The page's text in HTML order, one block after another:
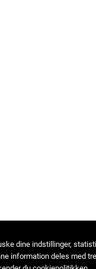
dine indstillinger,
information deles med